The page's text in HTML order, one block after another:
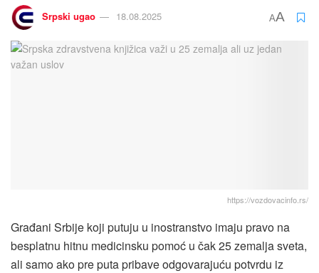
Srpski ugao 18.08.2025 AA
https://vozdovacinfo.rs/
Građani Srbije koji putuju u inostranstvo imaju pravo na
besplatnu hitnu medicinsku pomoć u čak 25 zemalja sveta,
ali samo ako pre puta pribave odgovarajuću potvrdu iz